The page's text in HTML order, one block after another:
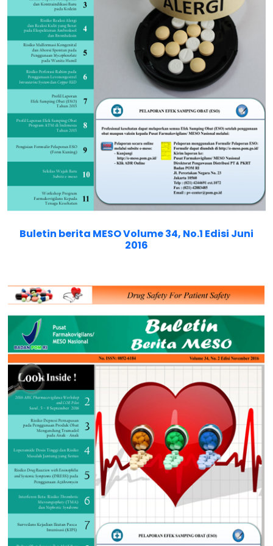
Buletin berita MESO Volume 34, No.1 Edisi Juni
2016